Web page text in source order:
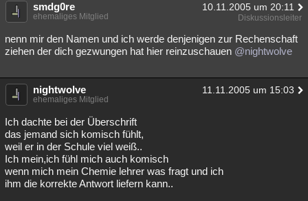
smdg0re 10.11.2005 um 20:11
ehemaliges Mitglied Diskussionsleiter
nenn mir den Namen und ich werde denjenigen zur Rechenschaft
ziehen der dich gezwungen hat hier reinzuschauen @nightwolve
nightwolve 11.11.2005 um 15:03
ehemaliges Mitglied
Ich dachte bei der Überschrift
das jemand sich komisch fühlt,
weil er in der Schule viel weiß..
Ich mein,ich fühl mich auch komisch
wenn mich mein Chemie lehrer was fragt und ich
ihm die korrekte Antwort liefern kann..